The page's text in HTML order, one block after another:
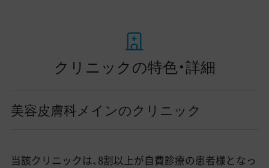
クリニックの特色・詳細
美容皮膚科メインのクリニック
当該クリニックは、8割以上が自費診療の患者様となっ